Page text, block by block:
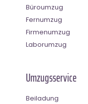
Büroumzug
Fernumzug
Firmenumzug
Laborumzug
Umzugsservice
Beiladung